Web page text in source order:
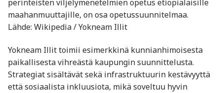
perinteisten viljelymenetelmien opetus etiopialaisille
maahanmuuttajille, on osa opetussuunnitelmaa.
Lähde: Wikipedia / Yokneam Illit
Yokneam Illit toimii esimerkkinä kunnianhimoisesta
paikallisesta vihreästä kaupungin suunnittelusta.
Strategiat sisältävät sekä infrastruktuurin kestävyyttä
että sosiaalista inkluusiota, mikä soveltuu hyvin